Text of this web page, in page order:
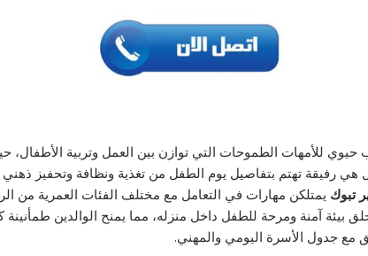
للأمهات الطموحات التي توازن بين العمل وتربية الأطفال،
هي رفيقة تهتم بتفاصيل يوم الطفل من تغذية ونظافة وتحفيز
تبوك يمتلكن مهارات في التعامل مع مختلف الفئات العمرية من
بيئة آمنة ومرحة للطفل داخل منزله، مما يمنح الوالدين طمأنينة
مع جدول الأسرة اليومي والمهني.